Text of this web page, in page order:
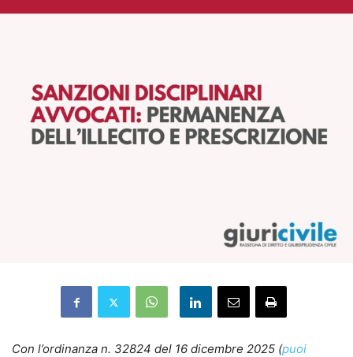
Con l’ordinanza n. 32824 del 16 dicembre 2025 (puoi